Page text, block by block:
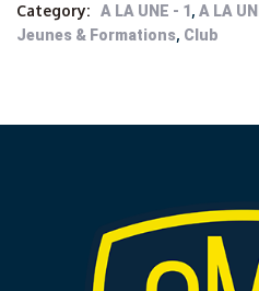
Category: A LA UNE - 1 , A LA
Jeunes & Formations, Club